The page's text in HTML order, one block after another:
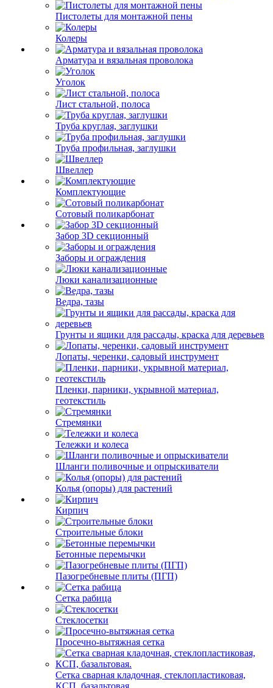
Пистолеты для монтажной пены
Колеры
Арматура и вязальная проволока
Уголок
Лист стальной, полоса
Труба круглая, заглушки
Труба профильная, заглушки
Швеллер
Комплектующие
Сотовый поликарбонат
Забор 3D секционный
Заборы и ограждения
Люки канализационные
Ведра, тазы
Грунты и ящики для рассады, краска для деревьев
Лопаты, черенки, садовый инструмент
Пленки, парники, укрывной материал,
геотекстиль
Стремянки
Тележки и колеса
Шланги поливочные и опрыскиватели
Колья (опоры) для растений
Кирпич
Строительные блоки
Бетонные перемычки
Пазогребневые плиты (ПГП)
Сетка рабица
Стеклосетки
Просечно-вытяжная сетка
Сетка сварная кладочная, стеклопластиковая,
КСП, базальтовая.